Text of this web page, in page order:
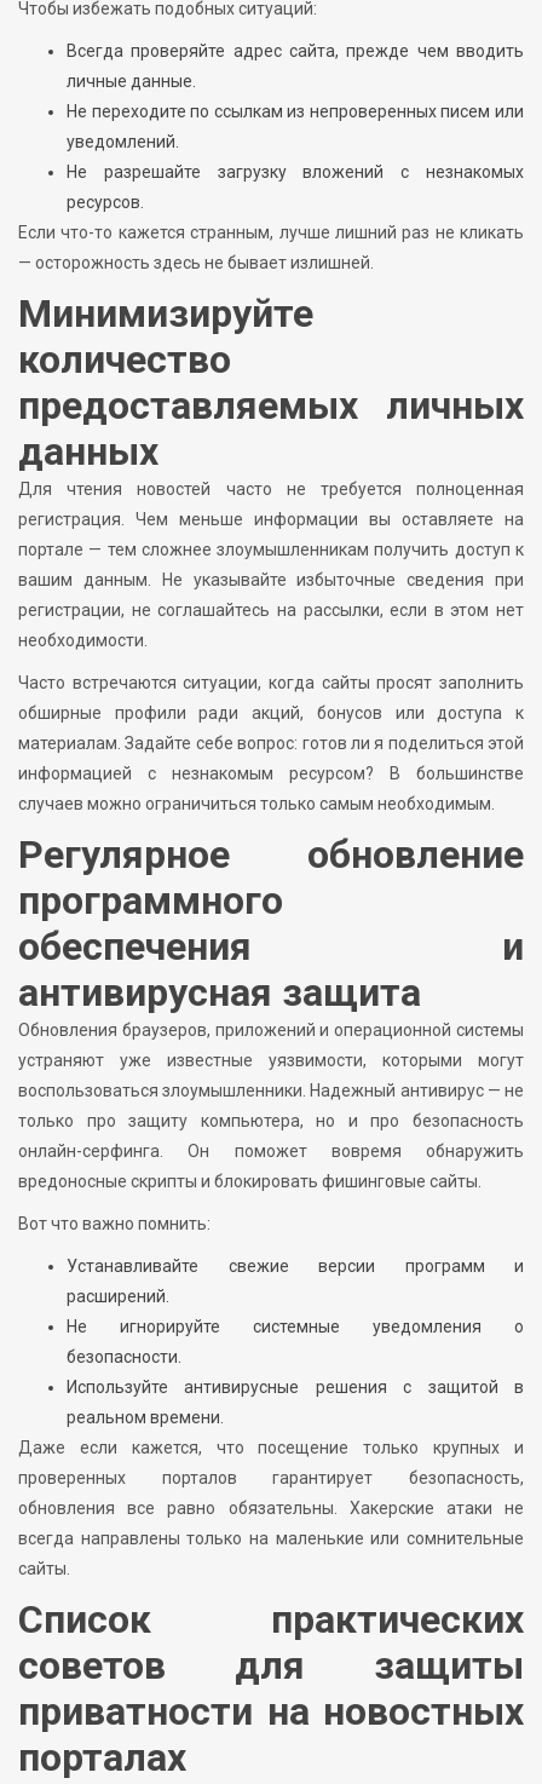
Чтобы избежать подобных ситуаций:
Всегда проверяйте адрес сайта, прежде чем вводить
личные данные.
Не переходите по ссылкам из непроверенных писем или
уведомлений.
Не разрешайте загрузку вложений с незнакомых
ресурсов.
Если что-то кажется странным, лучше лишний раз не кликать
— осторожность здесь не бывает излишней.
Минимизируйте
количество
предоставляемых личных
данных
Для чтения новостей часто не требуется полноценная
регистрация. Чем меньше информации вы оставляете на
портале — тем сложнее злоумышленникам получить доступ к
вашим данным. Не указывайте избыточные сведения при
регистрации, не соглашайтесь на рассылки, если в этом нет
необходимости.
Часто встречаются ситуации, когда сайты просят заполнить
обширные профили ради акций, бонусов или доступа к
материалам. Задайте себе вопрос: готов ли я поделиться этой
информацией с незнакомым ресурсом? В большинстве
случаев можно ограничиться только самым необходимым.
Регулярное обновление
программного
обеспечения и
антивирусная защита
Обновления браузеров, приложений и операционной системы
устраняют уже известные уязвимости, которыми могут
воспользоваться злоумышленники. Надежный антивирус — не
только про защиту компьютера, но и про безопасность
онлайн-серфинга. Он поможет вовремя обнаружить
вредоносные скрипты и блокировать фишинговые сайты.
Вот что важно помнить:
Устанавливайте свежие версии программ и
расширений.
Не игнорируйте системные уведомления о
безопасности.
Используйте антивирусные решения с защитой в
реальном времени.
Даже если кажется, что посещение только крупных и
проверенных порталов гарантирует безопасность,
обновления все равно обязательны. Хакерские атаки не
всегда направлены только на маленькие или сомнительные
сайты.
Список практических
советов для защиты
приватности на новостных
порталах